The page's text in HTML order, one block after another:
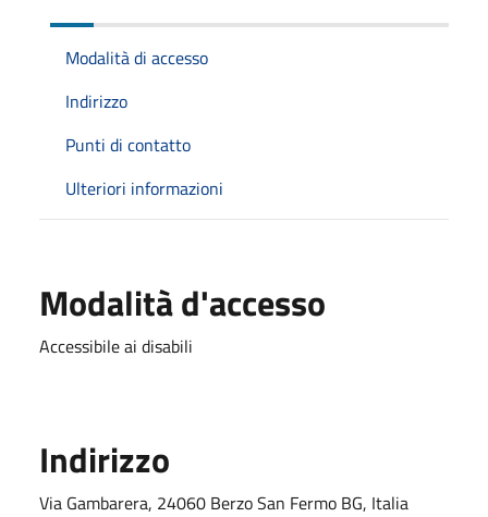
Modalità di accesso
Indirizzo
Punti di contatto
Ulteriori informazioni
Modalità d'accesso
Accessibile ai disabili
Indirizzo
Via Gambarera, 24060 Berzo San Fermo BG, Italia